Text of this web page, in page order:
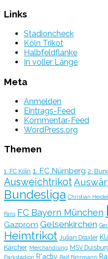
Links
Stadioncheck
Köln Trikot
Halbfeldflanke
In voller Länge
Meta
Anmelden
Eintrags-Feed
Kommentar-Feed
WordPress.org
Themen
1. FC Köln 1. FC Nürnberg 2.
Ausweichtrikot
Bundesliga Christian Heidel
Fans FC Bayern München
Gazprom Gelsenkirchen
Heimtrikot Julian Draxler
Kärcher Merchandising MSV
Parkstadion R'activ Ralf Fährmann